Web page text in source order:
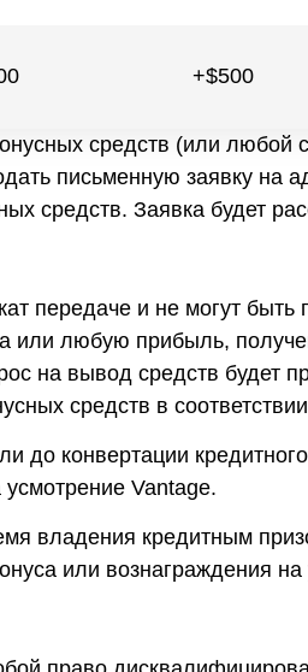
+$500
средств (или любой
письменную заявку на
средств. Заявка будет
передаче и не могут
или любую прибыль,
на вывод средств будет
средств в
до конвертации
Vantage.
владения кредитным
или вознаграждения на